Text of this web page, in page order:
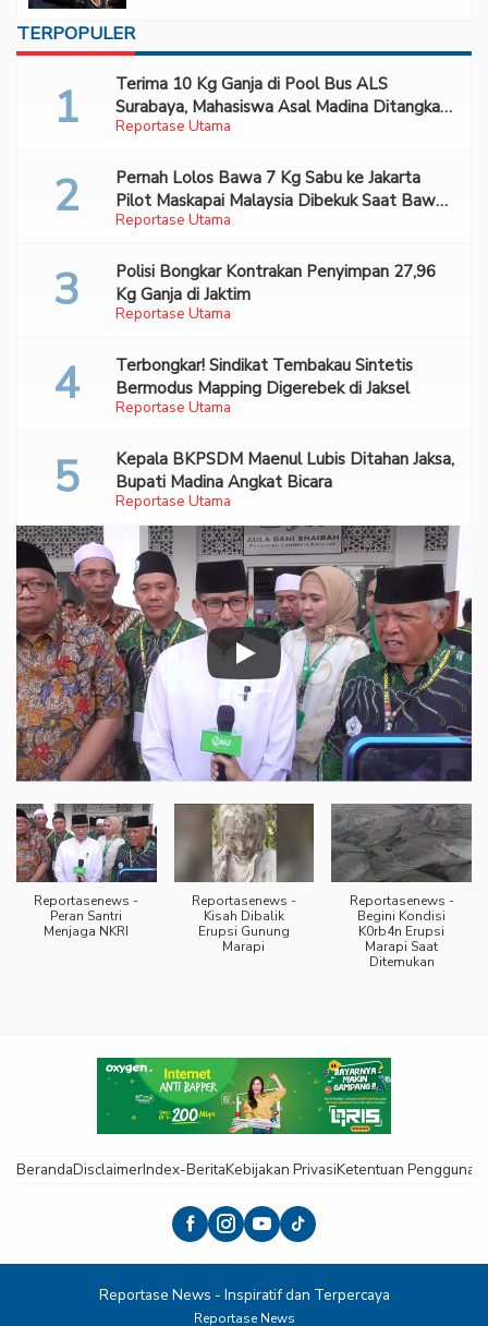
TERPOPULER
Reportase Utama
Terima 10 Kg Ganja di Pool Bus ALS
Surabaya, Mahasiswa Asal Madina Ditangkap
Bareskrim
Reportase Utama
Pernah Lolos Bawa 7 Kg Sabu ke Jakarta
Pilot Maskapai Malaysia Dibekuk Saat Bawa
70 Ribu Pil Ekstasi Di Bandara Soetta
Reportase Utama
Polisi Bongkar Kontrakan Penyimpan 27,96
Kg Ganja di Jaktim
Reportase Utama
Terbongkar! Sindikat Tembakau Sintetis
Bermodus Mapping Digerebek di Jaksel
Reportase Utama
Kepala BKPSDM Maenul Lubis Ditahan Jaksa,
Bupati Madina Angkat Bicara
Reportasenews -
Peran Santri
Menjaga NKRI
Reportasenews -
Kisah Dibalik
Erupsi Gunung
Marapi
Reportasenews -
Begini Kondisi
K0rb4n Erupsi
Marapi Saat
Ditemukan
BerandaDisclaimerIndex-BeritaKebijakan PrivasiKetentuan Pengguna
Reportase News - Inspiratif dan Terpercaya
Reportase News